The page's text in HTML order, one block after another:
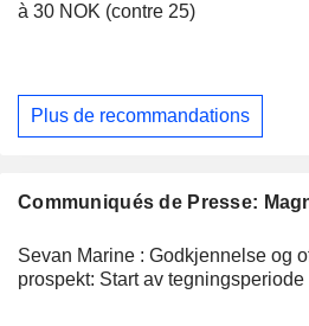
à 30 NOK (contre 25)
Plus de recommandations
Communiqués de Presse:
Sevan Marine : Godkjennelse og
prospekt: Start av tegningsperiode